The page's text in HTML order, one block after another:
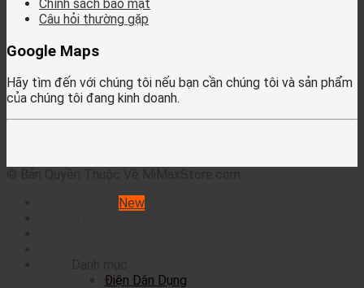
Chính sách bảo mật
Câu hỏi thường gặp
Google Maps
Hãy tìm đến với chúng tôi nếu bạn cần chúng tôi và sản phẩm
của chúng tôi đang kinh doanh.
Điện Dân Dụng